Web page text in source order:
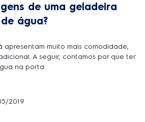
de uma geladeira
água?
apresentam muito mais comodidade,
A seguir, contamos por que ter
na porta
2019